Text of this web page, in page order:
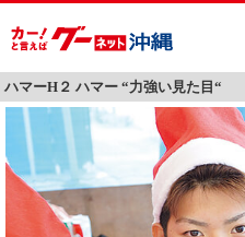
ハマーH２ ハマー “力強い見た目“